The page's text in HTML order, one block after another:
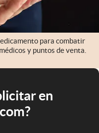
para combatir
y puntos de venta.
en